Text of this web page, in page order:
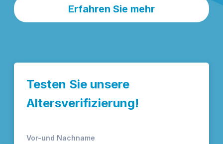
Erfahren Sie mehr
Testen Sie unsere
Altersverifizierung!
Vor-und Nachname